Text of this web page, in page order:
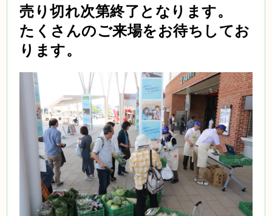
売り切れ次第終了となります。
たくさんのご来場をお待ちしてお
ります。